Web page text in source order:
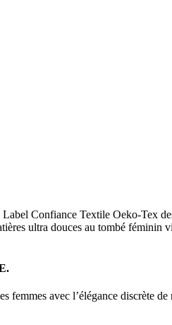
Confiance Textile Oeko-Tex
ultra douces au tombé
avec l’élégance discrète